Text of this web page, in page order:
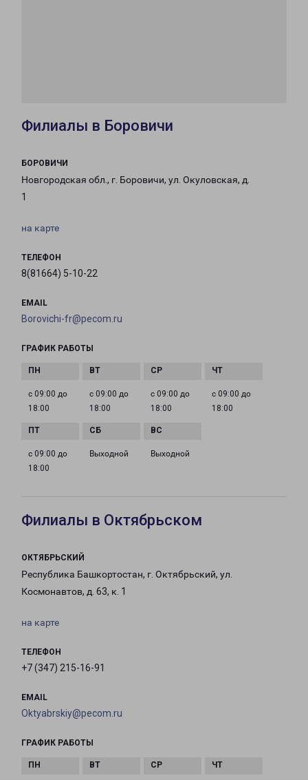
Филиалы в Боровичи
БОРОВИЧИ
Новгородская обл., г. Боровичи, ул. Окуловская, д.
1
на карте
ТЕЛЕФОН
8(81664) 5-10-22
EMAIL
Borovichi-fr@pecom.ru
ГРАФИК РАБОТЫ
с 09:00 до
18:00
с 09:00 до
18:00
с 09:00 до
18:00
с 09:00 до
18:00
с 09:00 до
18:00
Выходной Выходной
Филиалы в Октябрьском
ОКТЯБРЬСКИЙ
Республика Башкортостан, г. Октябрьский, ул.
Космонавтов, д. 63, к. 1
на карте
ТЕЛЕФОН
+7 (347) 215-16-91
EMAIL
Oktyabrskiy@pecom.ru
ГРАФИК РАБОТЫ